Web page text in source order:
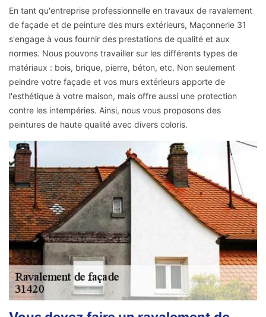
En tant qu'entreprise professionnelle en travaux de ravalement
de façade et de peinture des murs extérieurs, Maçonnerie 31
s'engage à vous fournir des prestations de qualité et aux
normes. Nous pouvons travailler sur les différents types de
matériaux : bois, brique, pierre, béton, etc. Non seulement
peindre votre façade et vos murs extérieurs apporte de
l'esthétique à votre maison, mais offre aussi une protection
contre les intempéries. Ainsi, nous vous proposons des
peintures de haute qualité avec divers coloris.